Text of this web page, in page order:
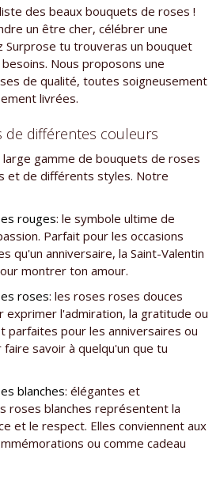
des beaux bouquets de roses !
un être cher, célébrer une
Surprose tu trouveras un bouquet
Nous proposons une
de qualité, toutes soigneusement
livrées.
de différentes couleurs
gamme de bouquets de roses
et de différents styles. Notre
rouges: le symbole ultime de
Parfait pour les occasions
qu'un anniversaire, la Saint-Valentin
montrer ton amour.
roses: les roses roses douces
exprimer l'admiration, la gratitude ou
parfaites pour les anniversaires ou
savoir à quelqu'un que tu
blanches: élégantes et
roses blanches représentent la
et le respect. Elles conviennent aux
ou comme cadeau